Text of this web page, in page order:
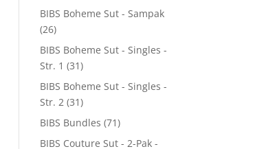
BIBS Boheme Sut - Sampak
(26)
BIBS Boheme Sut - Singles -
Str. 1 (31)
BIBS Boheme Sut - Singles -
Str. 2 (31)
BIBS Bundles (71)
BIBS Couture Sut - 2-Pak -